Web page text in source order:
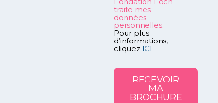
traite mes
données
personnelles.
Pour plus
d’informations,
cliquez ICI
RECEVOIR
MA
BROCHURE